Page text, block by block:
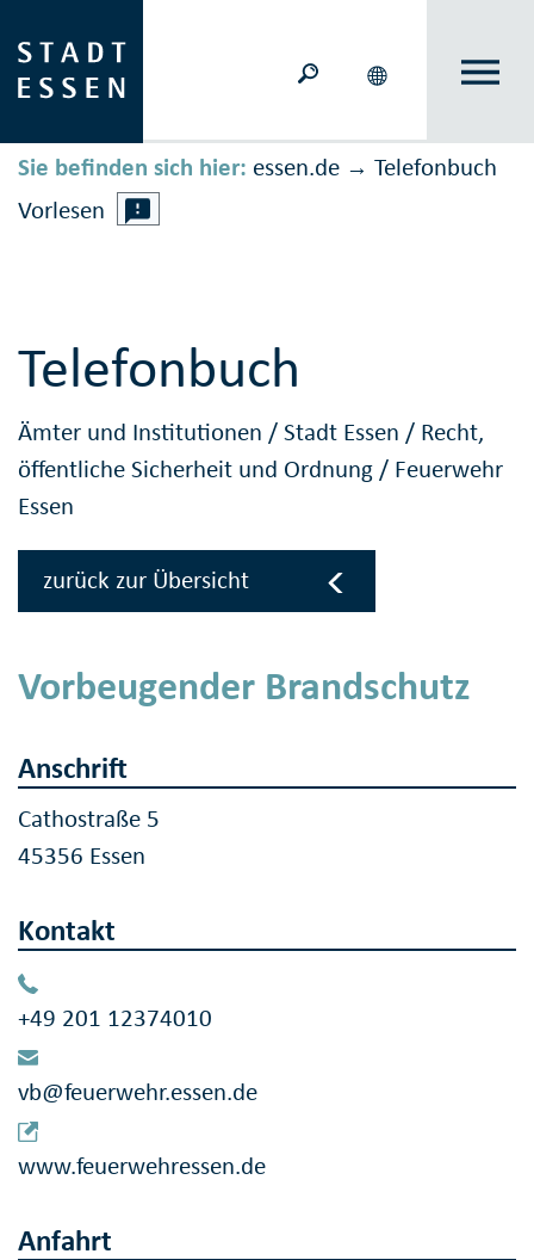
Sie befinden sich hier: essen.de → Telefonbuch
Vorlesen
Telefonbuch
Ämter und Institutionen /Stadt Essen / Recht,
öffentliche Sicherheit und Ordnung / Feuerwehr
Essen
zurück zur Übersicht
Vorbeugender Brandschutz
Anschrift
Cathostraße 5
45356 Essen
Kontakt
+49 201 12374010
vb@feuerwehr.essen.de
www.feuerwehressen.de
Anfahrt